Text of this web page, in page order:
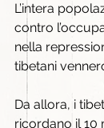
L’intera
contro
nella
tibetani
Da allora, i
ricordano il 10